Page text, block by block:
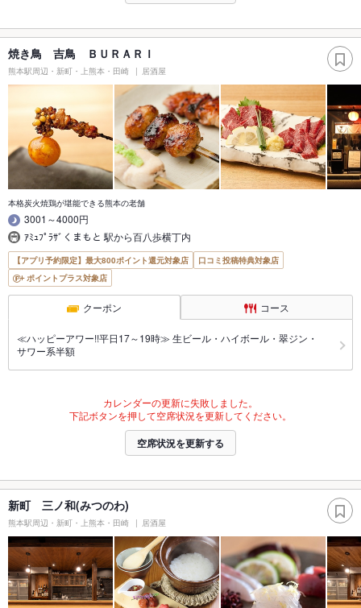
焼き鳥 吉鳥 ＢＵＲＡＲＩ
熊本駅周辺・新町・上熊本・田崎 居酒屋
本格炭火焼鶏が堪能できる熊本の老舗
3001～4000円
ｱﾐｭﾌﾟﾗｻﾞくまもと 駅から百八歩横丁内
【アプリ予約限定】最大800ポイント還元対象店
口コミ投稿特典対象店
ポイントプラス対象店
クーポン コース
≪ハッピーアワー!!平日17～19時≫ 生ビール・ハイボール・翠ジン・
サワー系半額
カレンダーの更新に失敗しました。
下記ボタンを押して空席状況を更新してください。
空席状況を更新する
新町 三ノ和(みつのわ)
熊本駅周辺・新町・上熊本・田崎 居酒屋